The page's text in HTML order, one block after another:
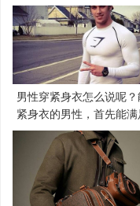
男性穿紧身衣怎么说呢
紧身衣的男性，首先能
个条件